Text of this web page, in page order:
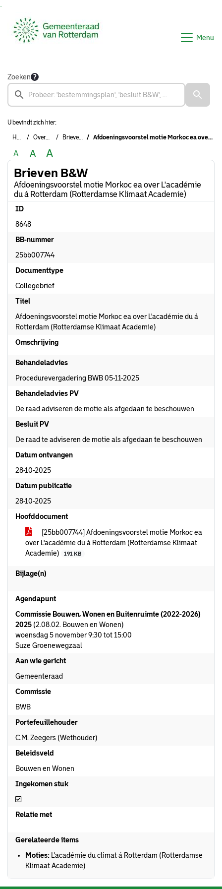
Menu
Zoeken
U bevindt zich hier:
Home Overzichten Brieven B&W Afdoeningsvoorstel motie Morkoc ea over L'académie du á Rotterdam (Rotterdamse Klimaat Academie)
A A A
Brieven B&W
Afdoeningsvoorstel motie Morkoc ea over L'académie
du á Rotterdam (Rotterdamse Klimaat Academie)
ID
8648
BB-nummer
25bb007744
Documenttype
Collegebrief
Titel
Afdoeningsvoorstel motie Morkoc ea over L'académie du á
Rotterdam (Rotterdamse Klimaat Academie)
Omschrijving
Behandeladvies
Procedurevergadering BWB 05-11-2025
Behandeladvies PV
De raad adviseren de motie als afgedaan te beschouwen
Besluit PV
De raad te adviseren de motie als afgedaan te beschouwen
Datum ontvangen
28-10-2025
Datum publicatie
28-10-2025
Hoofddocument
[25bb007744] Afdoeningsvoorstel motie Morkoc ea
over L'académie du á Rotterdam (Rotterdamse Klimaat
Academie)
191 KB
Bijlage(n)
Agendapunt
Commissie Bouwen, Wonen en Buitenruimte (2022-2026)
2025 (2.08.02. Bouwen en Wonen)
woensdag 5 november 9:30 tot 15:00
Suze Groenewegzaal
Aan wie gericht
Gemeenteraad
Commissie
BWB
Portefeuillehouder
C.M. Zeegers (Wethouder)
Beleidsveld
Bouwen en Wonen
Ingekomen stuk
Ingekomen stuk
Relatie met
Gerelateerde items
Moties: L'académie du climat á Rotterdam (Rotterdamse
Klimaat Academie)